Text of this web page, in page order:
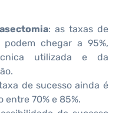
: as taxas de
chegar a 95%,
utilizada e da
de sucesso ainda é
70% e 85%.